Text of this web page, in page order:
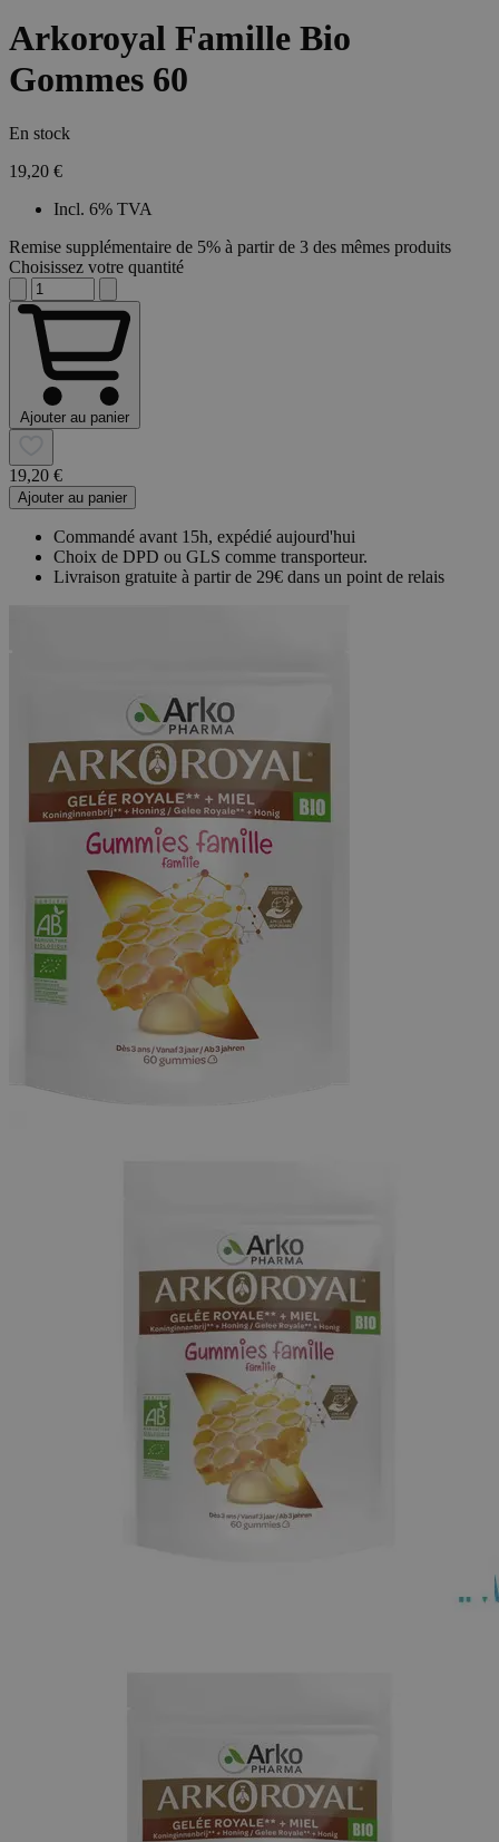
Arkoroyal Famille Bio
Gommes 60
En stock
19,20 €
Incl. 6% TVA
Remise supplémentaire de 5% à partir de 3 des mêmes produits
Choisissez votre quantité
Ajouter au panier
19,20 €
Ajouter au panier
Commandé avant 15h, expédié aujourd'hui
Choix de DPD ou GLS comme transporteur.
Livraison gratuite à partir de 29€ dans un point de relais